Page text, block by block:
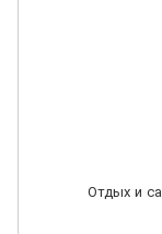
Отдых и